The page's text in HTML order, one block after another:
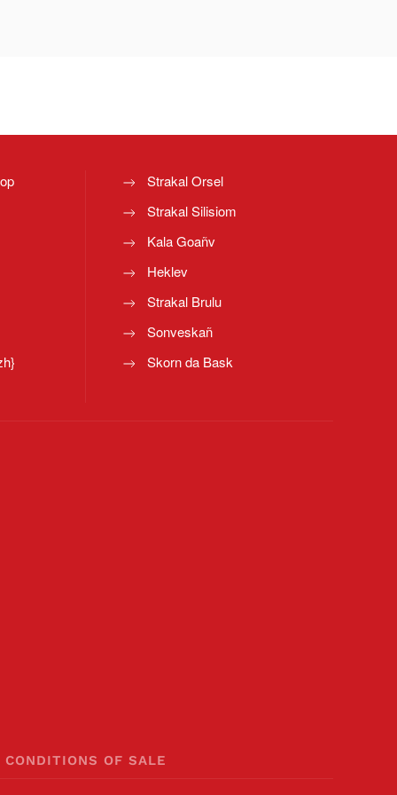
Strakal Orsel
Strakal Silisiom
Kala Goañv
Heklev
Strakal Brulu
Sonveskañ
Skorn da Bask
CONDITIONS OF SALE